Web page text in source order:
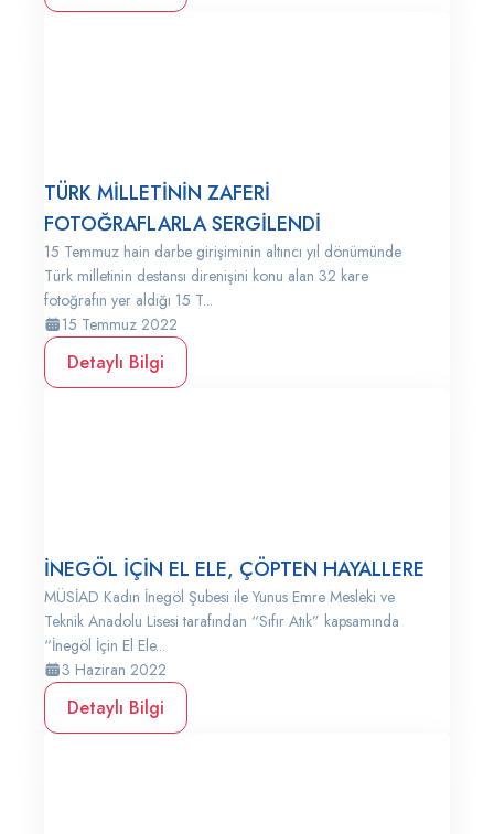
TÜRK MİLLETİNİN ZAFERİ
FOTOĞRAFLARLA SERGİLENDİ
15 Temmuz hain darbe girişiminin altıncı yıl dönümünde
Türk milletinin destansı direnişini konu alan 32 kare
fotoğrafın yer aldığı 15 T...
15 Temmuz 2022
Detaylı Bilgi
İNEGÖL İÇİN EL ELE, ÇÖPTEN HAYALLERE
MÜSİAD Kadın İnegöl Şubesi ile Yunus Emre Mesleki ve
Teknik Anadolu Lisesi tarafından “Sıfır Atık” kapsamında
“İnegöl İçin El Ele...
3 Haziran 2022
Detaylı Bilgi